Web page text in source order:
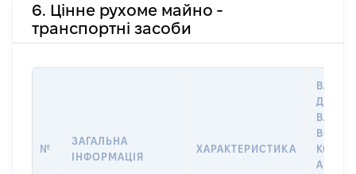
6. Цінне рухоме майно -
транспортні засоби
№
ЗАГАЛЬНА
ІНФОРМАЦІЯ
ХАРАКТЕРИСТИКА
ДАТУ
АБО